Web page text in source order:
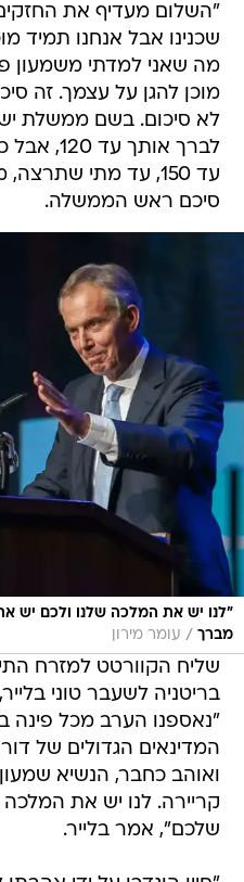
"השלום מעדיף את
שכנינו אבל אנחנו תמיד
מה שאני למדתי משמעון
מוכן להגן על עצמך. זה
לא סיכום. בשם ממשלת
לברך אותך
עד 150, עד מתי
סיכם ראש הממשלה.
"לנו יש את המלכה שלנו ולכם יש
מברך / עומר מירון
שליח הקוורטט למזרח
בריטניה לשעבר טוני
"נאספנו הערב מכל פינה
המדינאים הגדולים של
ואוהב כחבר, הנשיא
קריירה. לנו יש את
שלכם", אמר בלייר.